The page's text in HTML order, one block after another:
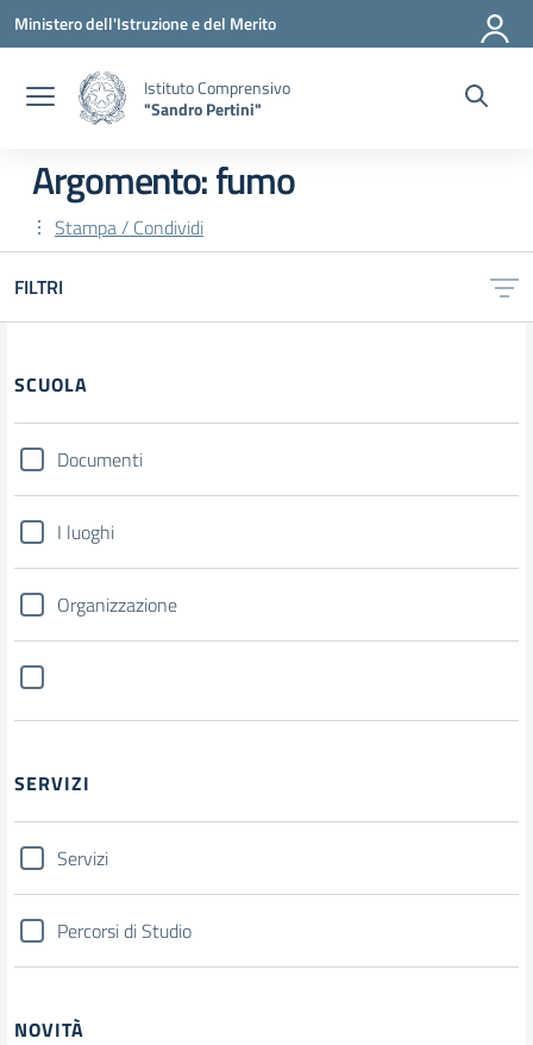
Vai ai contenuti
Vai al menu di navigazione
Vai al footer
Ministero dell'Istruzione e del Merito
Istituto Comprensivo
"Sandro Pertini"
Argomento: fumo
Stampa / Condividi
FILTRI
SCUOLA
Documenti
I luoghi
Organizzazione
SERVIZI
Servizi
Percorsi di Studio
NOVITÀ